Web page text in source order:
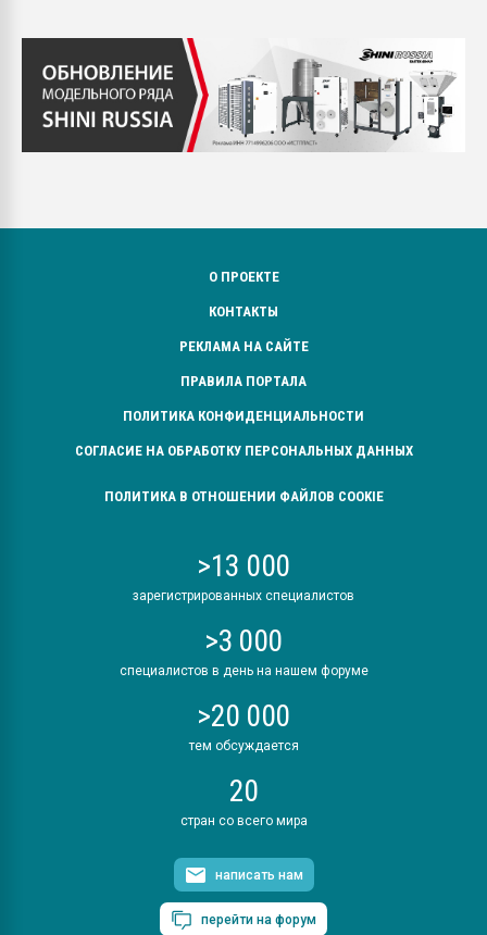
О ПРОЕКТЕ
КОНТАКТЫ
РЕКЛАМА НА САЙТЕ
ПРАВИЛА ПОРТАЛА
ПОЛИТИКА КОНФИДЕНЦИАЛЬНОСТИ
СОГЛАСИЕ НА ОБРАБОТКУ ПЕРСОНАЛЬНЫХ ДАННЫХ
ПОЛИТИКА В ОТНОШЕНИИ ФАЙЛОВ COOKIE
>13 000
зарегистрированных специалистов
>3 000
специалистов в день на нашем форуме
>20 000
тем обсуждается
20
стран со всего мира
написать нам
перейти на форум